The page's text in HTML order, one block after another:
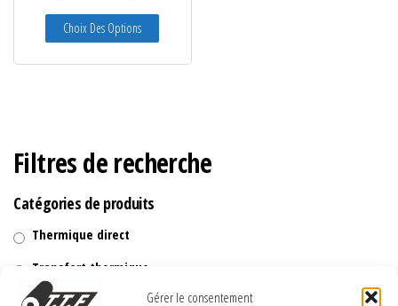
Gérer le consentement
Choix Des Options
Filtres de recherche
Catégories de produits
Thermique direct
Transfert thermique